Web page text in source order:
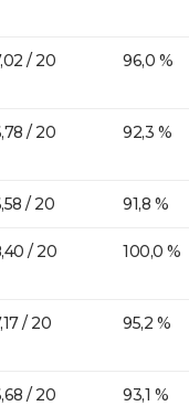
/ 20 96,0 %
/ 20 92,3 %
/ 20 91,8 %
/ 20 100,0 %
/ 20 95,2 %
/ 20 93,1 %